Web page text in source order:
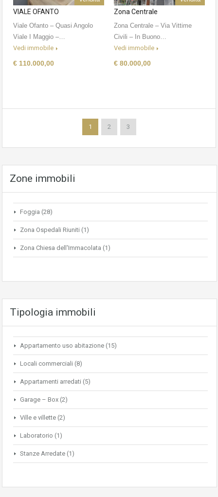
VIALE OFANTO
Viale Ofanto – Quasi Angolo
Viale I Maggio –…
Vedi immobile
€ 110.000,00
Zona Centrale
Zona Centrale – Via Vittime
Civili – In Buono…
Vedi immobile
€ 80.000,00
1 2 3
Zone immobili
Foggia (28)
Zona Ospedali Riuniti (1)
Zona Chiesa dell'Immacolata (1)
Tipologia immobili
Appartamento uso abitazione (15)
Locali commerciali (8)
Appartamenti arredati (5)
Garage – Box (2)
Ville e villette (2)
Laboratorio (1)
Stanze Arredate (1)